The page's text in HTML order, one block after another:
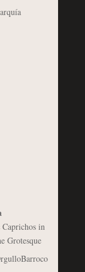
Caprichos in
Grotesque